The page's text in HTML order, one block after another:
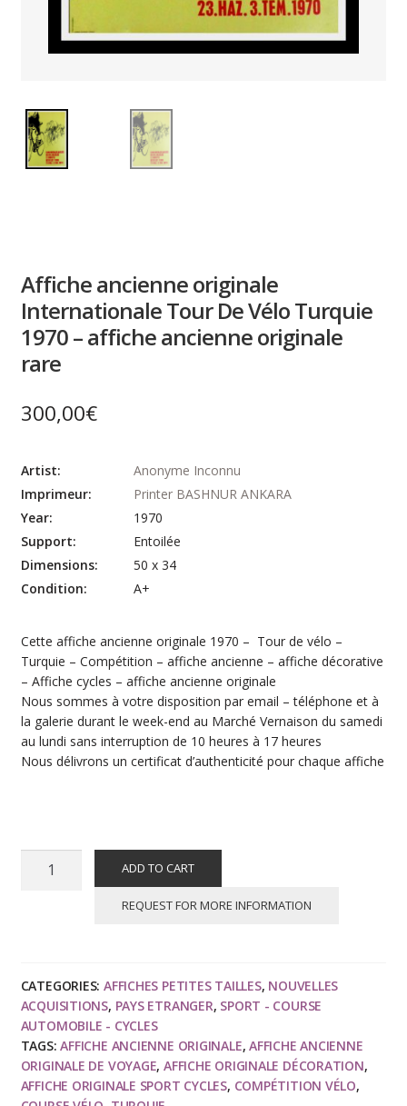
AFFICHES PETITES TAILLES
Affiche ancienne originale
Internationale Tour De Vélo Turquie
1970 – affiche ancienne originale
rare
300,00€
Artist:
Anonyme Inconnu
Imprimeur:
Printer BASHNUR ANKARA
Year:
1970
Support:
Entoilée
Dimensions:
50 x 34
Condition:
A+
Cette affiche ancienne originale 1970 – Tour de vélo –
Turquie – Compétition – affiche ancienne – affiche décorative
– Affiche cycles – affiche ancienne originale
Nous sommes à votre disposition par email – téléphone et à
la galerie durant le week-end au Marché Vernaison du samedi
au lundi sans interruption de 10 heures à 17 heures
Nous délivrons un certificat d’authenticité pour chaque affiche
Affiche
Vélo
Turquie
1970
-
affiche
ADD TO CART
REQUEST FOR MORE INFORMATION
CATEGORIES: AFFICHES PETITES TAILLES, NOUVELLES
ACQUISITIONS, PAYS ETRANGER, SPORT - COURSE
AUTOMOBILE - CYCLES
TAGS:AFFICHE ANCIENNE ORIGINALE,AFFICHE ANCIENNE
ORIGINALE DE VOYAGE, AFFICHE ORIGINALE DÉCORATION,
AFFICHE ORIGINALE SPORT CYCLES, COMPÉTITION VÉLO,